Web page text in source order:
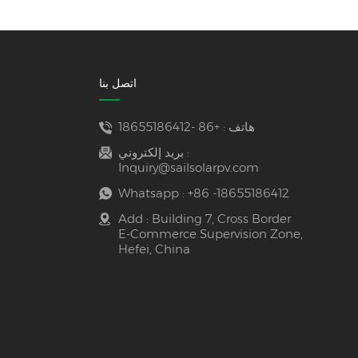
اتصل بنا
هاتف : +86 -18655186412
بريد إلكتروني :
Inquiry@sailsolarpv.com
Whatsapp : +86 -18655186412
Add : Building 7, Cross Border
E-Commerce Supervision Zone,
Hefei, China